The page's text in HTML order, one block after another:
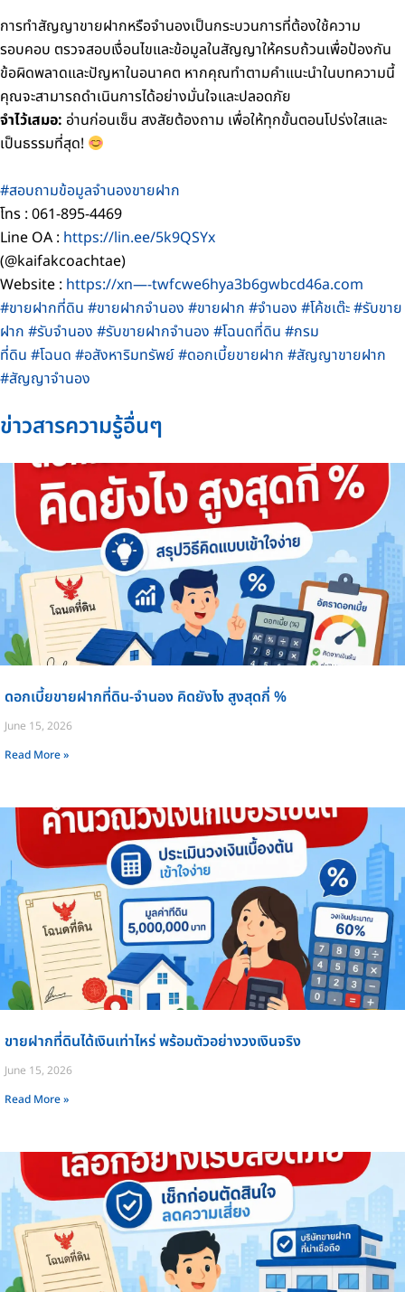
การทำสัญญาขายฝากหรือจำนองเป็นกระบวนการที่ต้องใช้ความ
รอบคอบ ตรวจสอบเงื่อนไขและข้อมูลในสัญญาให้ครบถ้วนเพื่อป้องกัน
ข้อผิดพลาดและปัญหาในอนาคต หากคุณทำตามคำแนะนำในบทความนี้
คุณจะสามารถดำเนินการได้อย่างมั่นใจและปลอดภัย
จำไว้เสมอ: อ่านก่อนเซ็น สงสัยต้องถาม เพื่อให้ทุกขั้นตอนโปร่งใสและ
เป็นธรรมที่สุด!
#สอบถามข้อมูลจำนองขายฝาก
โทร : 061-895-4469
Line OA : https://lin.ee/5k9QSYx
(@kaifakcoachtae)
Website : https://xn—-twfcwe6hya3b6gwbcd46a.com
#ขายฝากที่ดิน #ขายฝากจำนอง #ขายฝาก #จำนอง #โค้ชเต๊ะ#รับขาย
ฝาก #รับจำนอง #รับขายฝากจำนอง #โฉนดที่ดิน #กรม
ที่ดิน #โฉนด #อสังหาริมทรัพย์#ดอกเบี้ยขายฝาก #สัญญาขายฝาก
#สัญญาจำนอง
ข่าวสารความรู้อื่นๆ
ดอกเบี้ยขายฝากที่ดิน-จำนอง คิดยังไง สูงสุดกี่ %
June 15, 2026
Read More »
ขายฝากที่ดินได้เงินเท่าไหร่ พร้อมตัวอย่างวงเงินจริง
June 15, 2026
Read More »